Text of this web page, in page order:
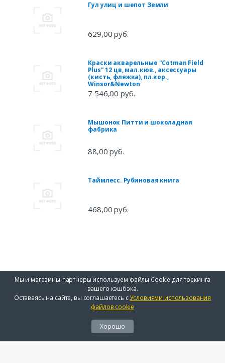
Гул улиц и шепот Земли
629,00 руб.
Краски акварельные "Cotman Field
Plus" 12 цв, мал.кюв., аксессуары
(кисть, фляжка), пл.кор.,
Winsor&Newton
7 546,00 руб.
Мышонок Питти и шоколадная
фабрика
88,00 руб.
Таймлесс. Рубиновая книга
468,00 руб.
Мы и магазины-партнеры используем файлы Cookie для трекинга
вашего кэшбэка.
Оставаясь на сайте, вы соглашаетесь сУсловиями использования
файлов cookie
Хорошо